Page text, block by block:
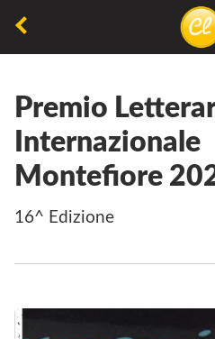
non
permette
camminare,
ma
Premio
Internazionale
Montefiore
16^ Edizione